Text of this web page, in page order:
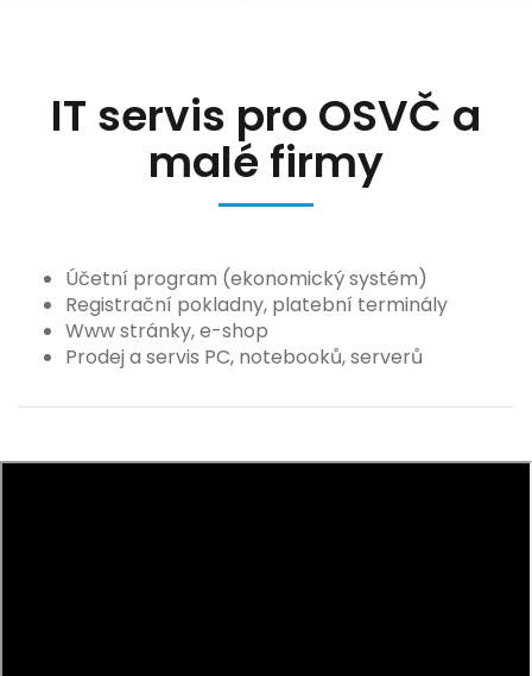
IT servis pro OSVČ a
malé firmy
Účetní program (ekonomický systém)
Registrační pokladny, platební terminály
Www stránky, e-shop
Prodej a servis PC, notebooků, serverů